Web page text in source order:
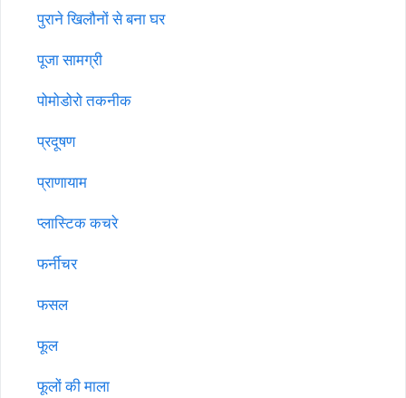
पुराने खिलौनों से बना घर
पूजा सामग्री
पोमोडोरो तकनीक
प्रदूषण
प्राणायाम
प्लास्टिक कचरे
फर्नीचर
फसल
फूल
फूलों की माला